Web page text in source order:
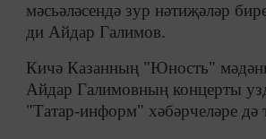
мәсьәләсендә зур нәтиҗәләр
ди Айдар Галимов.
Кичә Казанның "Юность"
Айдар Галимовның концерты
"Татар-информ" хәбәрчеләре